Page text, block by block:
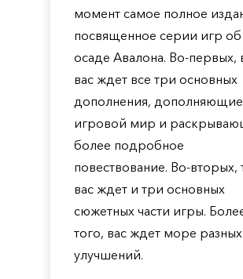
момент самое полное
посвященное серии игр об
осаде Авалона. Во-первых,
вас ждет все три основных
дополнения, дополняющие
игровой мир и
более подробное
повествование. Во-вторых,
вас ждет и три основных
сюжетных части игры.
того, вас ждет море разных
улучшений.